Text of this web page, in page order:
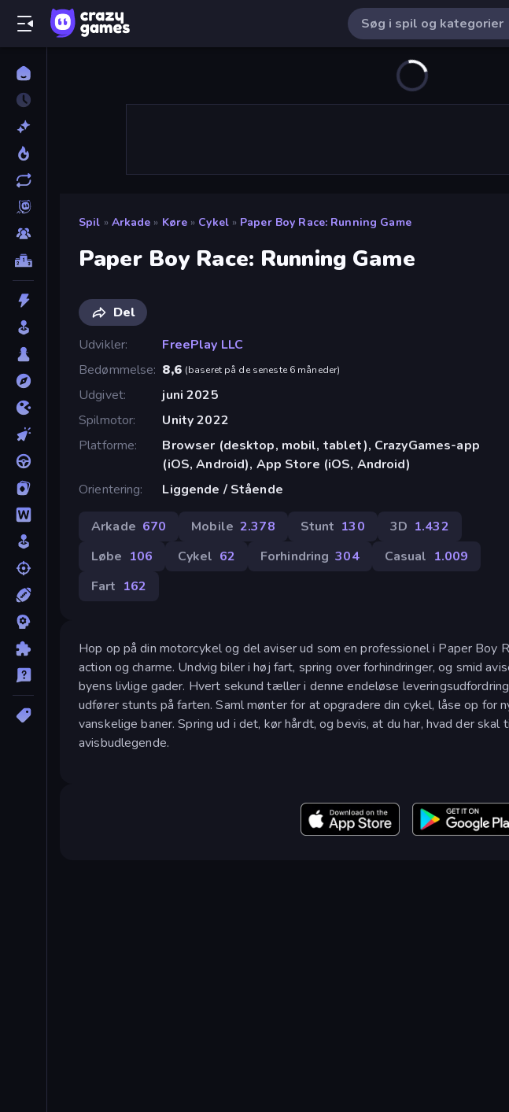
Spil » Arkade » Køre » Cykel » Paper Boy Race: Running Game
Paper Boy Race: Running Game
Del
Udvikler
FreePlay LLC
Bedømmelse 8,6 (baseret på de seneste 6 måneder)
Udgivet
juni 2025
Spilmotor
Unity 2022
Platforme
Browser (desktop, mobil, tablet), CrazyGames-app
(iOS, Android), App Store (iOS, Android)
Orientering
Liggende / Stående
Arkade 670 Mobile 2.378 Stunt 130 3D 1.432
Løbe 106 Cykel 62 Forhindring 304 Casual 1.009
Fart 162
Hop op på din motorcykel og del aviser ud som en professionel i Paper
action og charme. Undvig biler i høj fart, spring over forhindringer, og smid
byens livlige gader. Hvert sekund tæller i denne endeløse
udfører stunts på farten. Saml mønter for at opgradere din cykel, låse op for
vanskelige baner. Spring ud i det, kør hårdt, og bevis, at du har, hvad der
avisbudlegende.